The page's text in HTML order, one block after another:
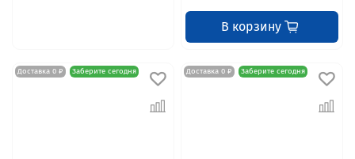
В корзину
Доставка 0 ₽ Заберите сегодня Доставка 0 ₽ Заберите сегодня